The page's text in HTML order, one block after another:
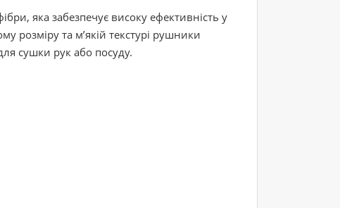
яка забезпечує високу ефективність у
розміру та м’якій текстурі рушники
сушки рук або посуду.